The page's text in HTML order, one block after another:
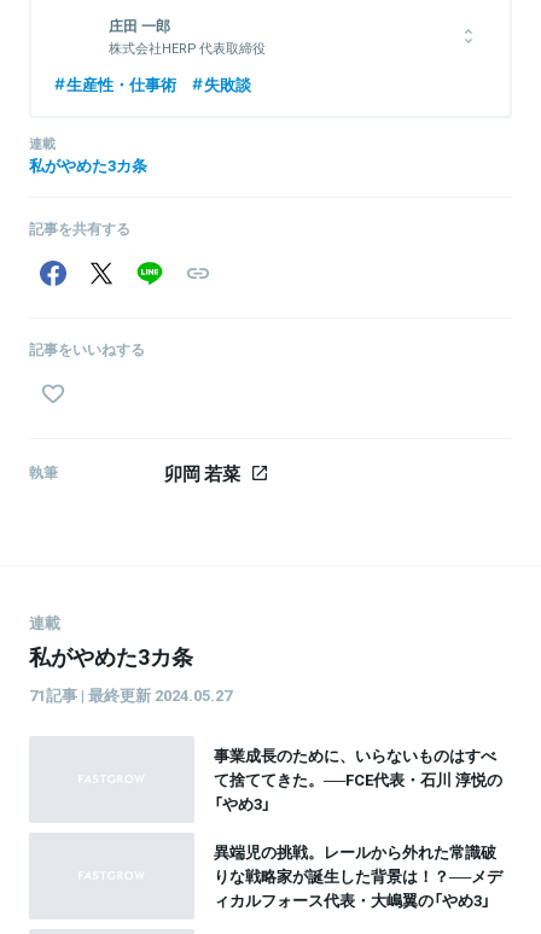
庄田 一郎
株式会社HERP 代表取締役
リクルートに入社、SUUMOの営業を経て、リクルートホールディ
オーナー職を経て、2017年3月にHERPを創業。
関連情報をみる
生産性・仕事術 失敗談
連載
私がやめた3カ条
記事を共有する
記事をいいねする
執筆 卯岡 若菜
連載
私がやめた3カ条
71記事 | 最終更新 2024.05.27
事業成長のために、いらないものはすべ
て捨ててきた。──FCE代表・石川 淳悦の
「やめ3」
異端児の挑戦。レールから外れた常識破
りな戦略家が誕生した背景は！？──メデ
ィカルフォース代表・大嶋翼の「やめ3」